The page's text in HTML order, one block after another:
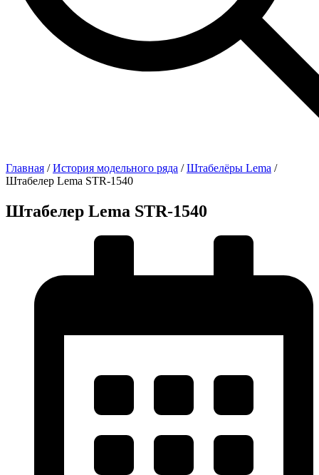
Главная /История модельного ряда /Штабелёры Lema /
Штабелер Lema STR-1540
Штабелер Lema STR-1540